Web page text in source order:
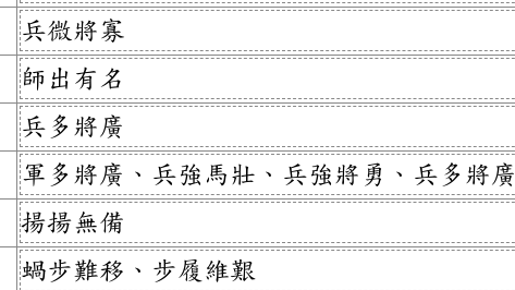
兵微將寡
師出有名
兵多將廣
軍多將廣、兵強馬壯、兵強將勇、兵多將廣
揚揚無備
蝸步難移、步履維艱